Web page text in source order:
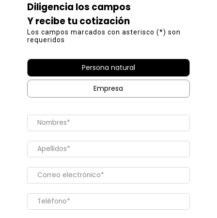
Diligencia los campos
Y recibe tu cotización
Los campos marcados con asterisco (*) son
requeridos
Persona natural
Empresa